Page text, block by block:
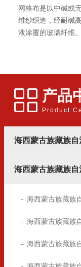
网格布是以中碱或
维纱织造，经耐碱
液涂覆的玻璃纤维
产品
Product
海西蒙古族藏族
海西蒙古族藏族自
海西蒙古族藏族
海西蒙古族藏族
海西蒙古族藏族